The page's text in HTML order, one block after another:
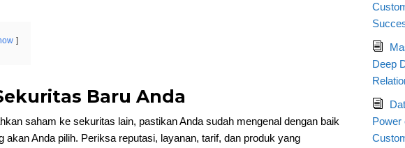
Baru Anda
saham ke sekuritas lain, pastikan Anda sudah mengenal dengan baik
akan Anda pilih. Periksa reputasi, layanan, tarif, dan produk yang
Deep
Power